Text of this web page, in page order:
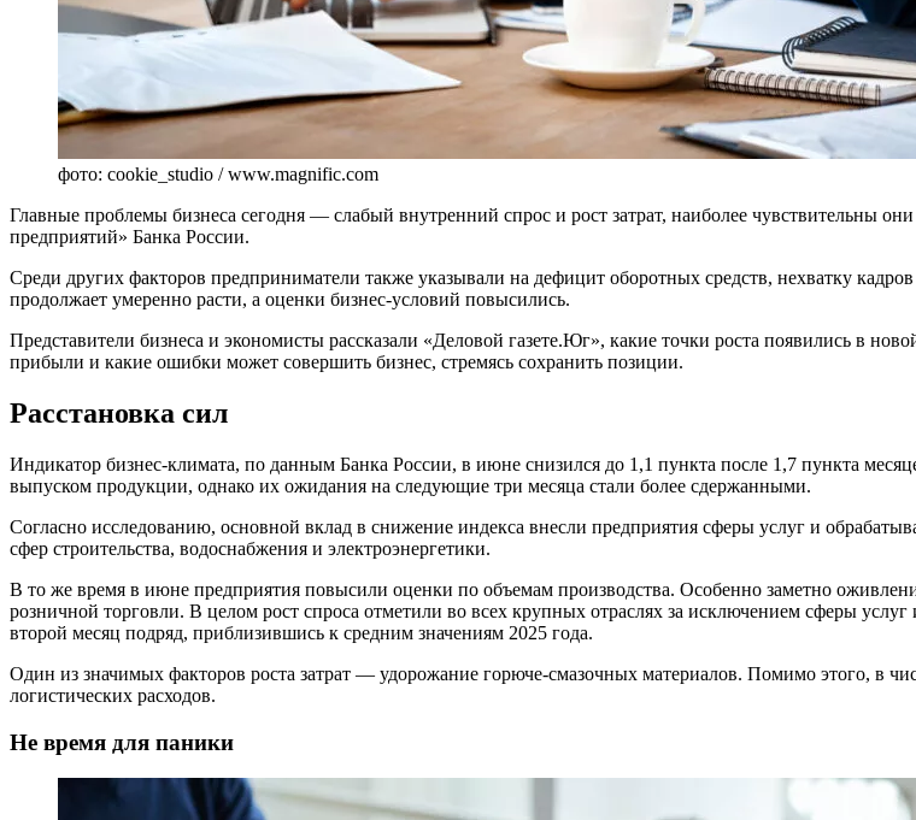
фото: cookie_studio / www.magnific.com
Главные проблемы бизнеса сегодня — слабый внутренний спрос и рост затрат, наиболее чувствительны
предприятий» Банка России.
Среди других факторов предприниматели также указывали на дефицит оборотных средств, нехватку
продолжает умеренно расти, а оценки бизнес-условий повысились.
Представители бизнеса и экономисты рассказали «Деловой газете.Юг», какие точки роста появились в
прибыли и какие ошибки может совершить бизнес, стремясь сохранить позиции.
Расстановка сил
Индикатор бизнес-климата, по данным Банка России, в июне снизился до 1,1 пункта после 1,7 пункта
выпуском продукции, однако их ожидания на следующие три месяца стали более сдержанными.
Согласно исследованию, основной вклад в снижение индекса внесли предприятия сферы услуг и
сфер строительства, водоснабжения и электроэнергетики.
В то же время в июне предприятия повысили оценки по объемам производства. Особенно заметно
розничной торговли. В целом рост спроса отметили во всех крупных отраслях за исключением сферы
второй месяц подряд, приблизившись к средним значениям 2025 года.
Один из значимых факторов роста затрат — удорожание горюче-смазочных материалов. Помимо этого, в
логистических расходов.
Не время для паники